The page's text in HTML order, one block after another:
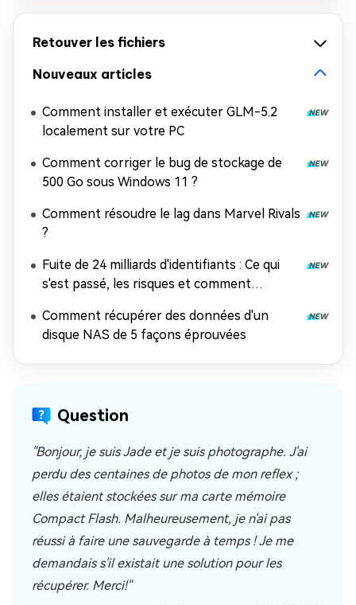
Retouver les fichiers
Nouveaux articles
Comment installer et exécuter GLM-5.2
localement sur votre PC
Comment corriger le bug de stockage de
500 Go sous Windows 11 ?
Comment résoudre le lag dans Marvel Rivals
?
Fuite de 24 milliards d'identifiants : Ce qui
s'est passé, les risques et comment
Comment récupérer des données d'un
disque NAS de 5 façons éprouvées
Question
"Bonjour, je suis Jade et je suis photographe. J'ai
perdu des centaines de photos de mon reflex ;
elles étaient stockées sur ma carte mémoire
Compact Flash. Malheureusement, je n'ai pas
réussi à faire une sauvegarde à temps ! Je me
demandais s'il existait une solution pour les
récupérer. Merci!"